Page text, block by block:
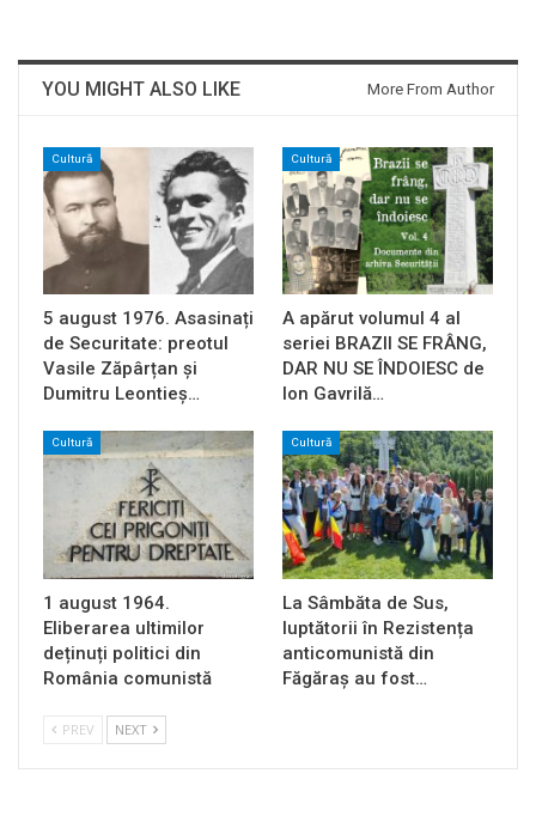
YOU MIGHT ALSO LIKE More From Author
Cultură
5 august 1976. Asasinați
de Securitate: preotul
Vasile Zăpârțan și
Dumitru Leontieș…
Cultură
A apărut volumul 4 al
seriei BRAZII SE FRÂNG,
DAR NU SE ÎNDOIESC de
Ion Gavrilă…
Cultură
1 august 1964.
Eliberarea ultimilor
deținuți politici din
România comunistă
Cultură
La Sâmbăta de Sus,
luptătorii în Rezistența
anticomunistă din
Făgăraș au fost…
PREV NEXT